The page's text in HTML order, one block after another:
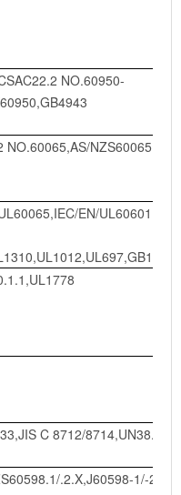
NO.60950-
NO.60065,AS/
EN/
C 8712/8714,UN38.3
.2.X,J60598-1/-2-